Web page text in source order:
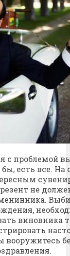
с проблемой
бы, есть все.
не
виновника
вооружитесь